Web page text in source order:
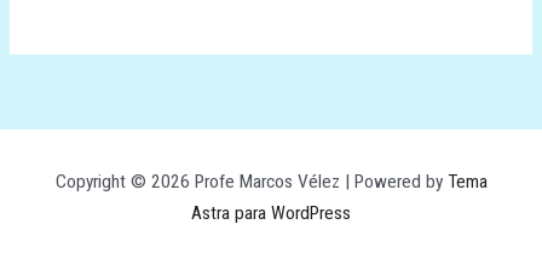
Copyright © 2026 Profe Marcos Vélez | Powered by Tema
Astra para WordPress